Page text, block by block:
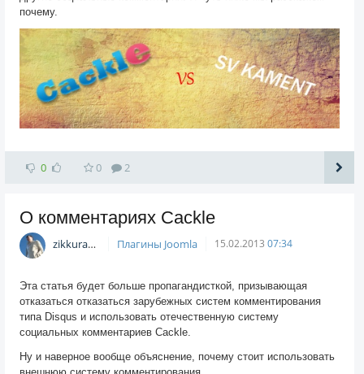
почему.
0 0 2
О комментариях Cackle
zikkuratvk Плагины Joomla 15.02.2013 07:34
Эта статья будет больше пропагандисткой, призывающая
отказаться отказаться зарубежных систем комментирования
типа Disqus и использовать отечественную систему
социальных комментариев Cackle.
Ну и наверное вообще объяснение, почему стоит использовать